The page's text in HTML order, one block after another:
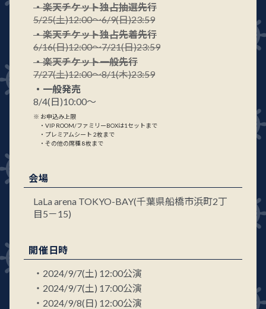
・楽天チケット独占抽選先行
5/25(土)12:00～6/9(日)23:59
・楽天チケット独占先着先行
6/16(日)12:00～7/21(日)23:59
・楽天チケット一般先行
7/27(土)12:00～8/1(木)23:59
・一般発売
8/4(日)10:00～
お申込み上限
・VIP ROOM/ファミリーBOXは1セットまで
・プレミアムシート 2枚まで
・その他の席種 8枚まで
会場
LaLa arena TOKYO-BAY(千葉県船橋市浜町2丁
目5－15)
開催日時
・2024/9/7(土) 12:00公演
・2024/9/7(土) 17:00公演
・2024/9/8(日) 12:00公演